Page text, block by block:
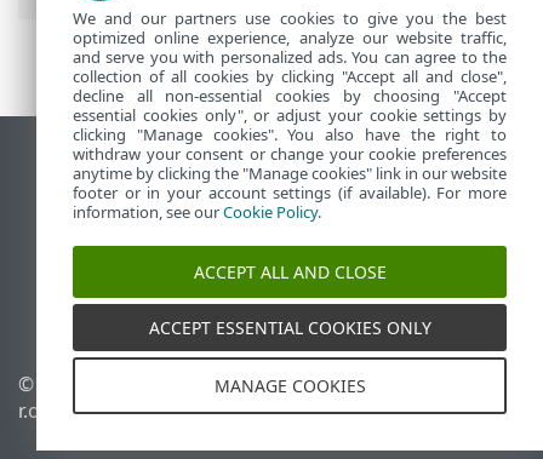
Afficher le site pour ordinateur de bureau
End of Life
Base de connaissances ESET
Forum ESET
ESET Status Portal
Assistance régionale
© 1992 - 2026 ESET, spol. s
r.o. - Tous droits réservés.
Gérer les témoins
Politique relative aux
We and our partners use cookies to give you the best
optimized online experience, analyze our website traffic,
and serve you with personalized ads. You can agree to the
collection of all cookies by clicking "Accept all and close",
decline all non-essential cookies by choosing "Accept
essential cookies only", or adjust your cookie settings by
clicking "Manage cookies". You also have the right to
withdraw your consent or change your cookie preferences
anytime by clicking the "Manage cookies" link in our website
footer or in your account settings (if available). For more
information, see ourCookie Policy.
ACCEPT ALL AND CLOSE
ACCEPT ESSENTIAL COOKIES ONLY
MANAGE COOKIES